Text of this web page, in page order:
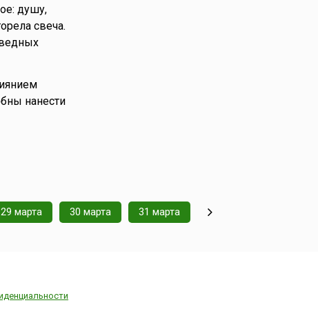
душу,
свеча.
нанести
29 марта 30 марта 31 марта